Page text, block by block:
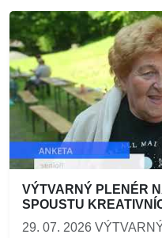
VÝTVARNÝ PLENÉR
SPOUSTU
29. 07. 2026